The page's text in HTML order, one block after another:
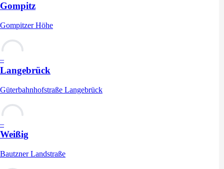
Gompitz
Gompitzer Höhe
–
Langebrück
Güterbahnhofstraße Langebrück
–
Weißig
Bautzner Landstraße